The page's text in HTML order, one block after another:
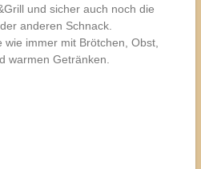
und sicher auch noch die
anderen Schnack.
immer mit Brötchen, Obst,
warmen Getränken.